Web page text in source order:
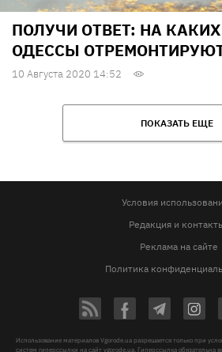
ПОЛУЧИ ОТВЕТ: НА
ОДЕССЫ
10 Августа 2020 14:52
ПОКАЗАТЬ ЕЩЕ
Условия
Редакция и
Реклама на сайте
Политика
Использование материалов Vgorode.ua разрешается только при
систем гиперссылки на сайт vgorode.ua. Гиперссылка обязательна